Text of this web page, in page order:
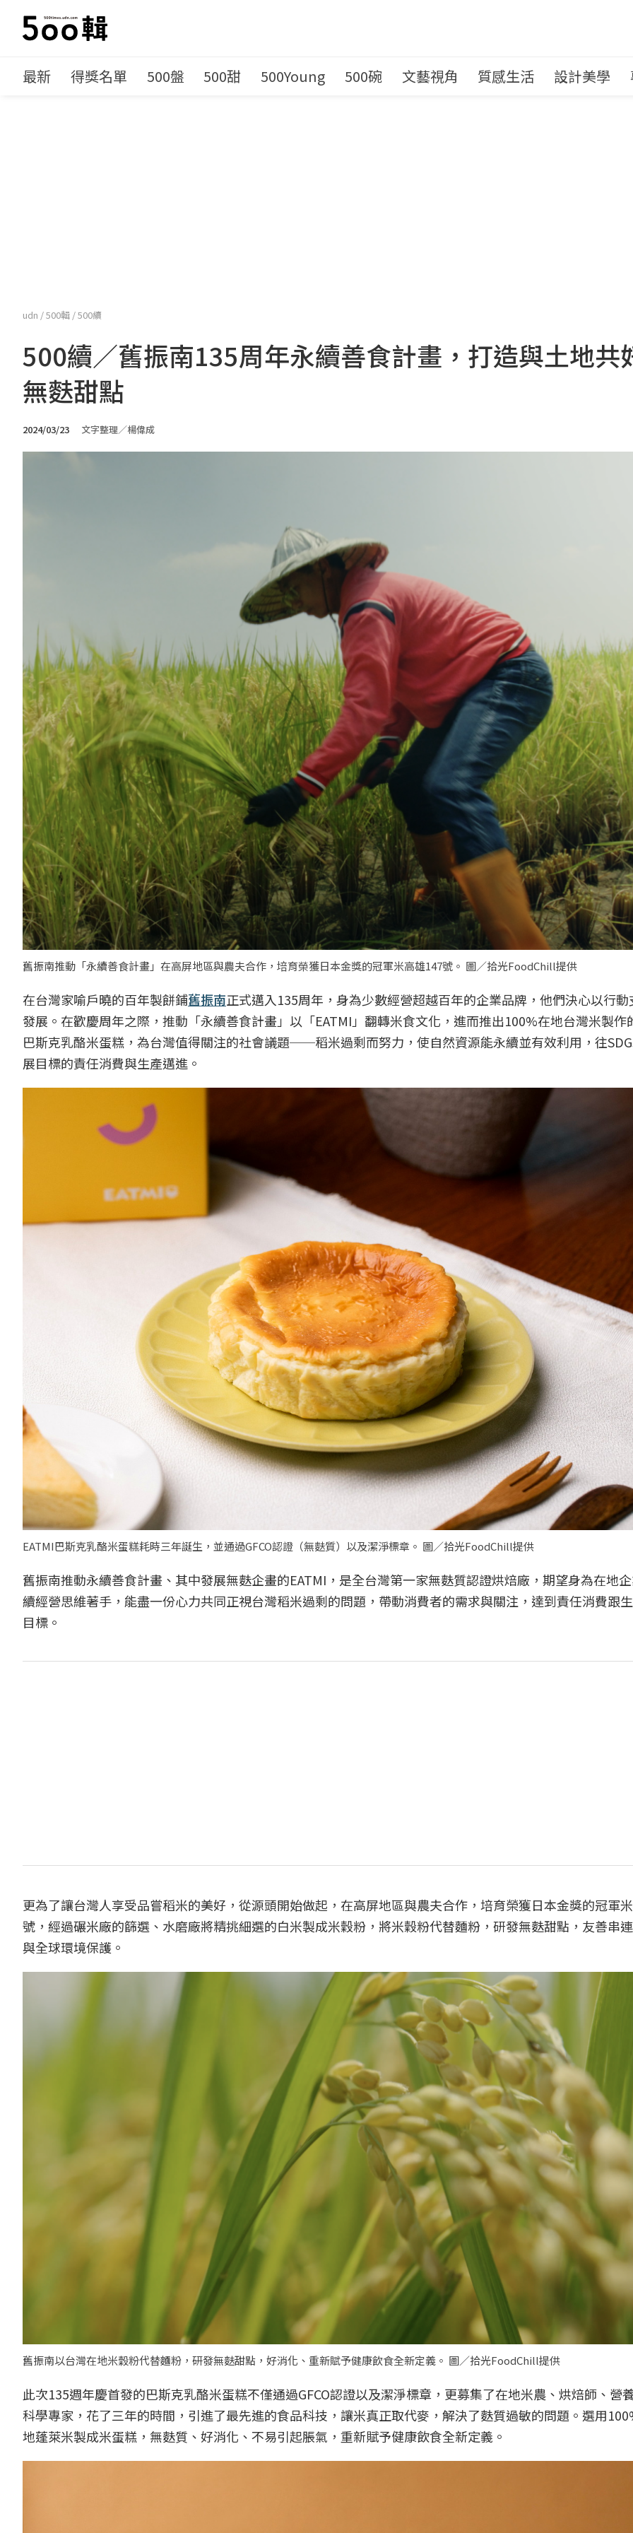
最新 得獎名單 500盤 500甜 500Young 500碗 文藝視角 質感生活 設計美學
udn /500輯 /500續
500續／舊振南135周年永續善食計畫，打造與土地共
無麩甜點
2024/03/23 文字整理／楊偉成
舊振南推動「永續善食計畫」在高屏地區與農夫合作，培育榮獲日本金獎的冠軍米高雄147號。 圖／拾光FoodChill提供
在台灣家喻戶曉的百年製餅鋪舊振南正式邁入135周年，身為少數經營超越百年的企業品牌，他們決心以行動
發展。在歡慶周年之際，推動「永續善食計畫」以「EATMI」翻轉米食文化，進而推出100%在地台灣米製作
巴斯克乳酪米蛋糕，為台灣值得關注的社會議題──稻米過剩而努力，使自然資源能永續並有效利用，往
展目標的責任消費與生產邁進。
EATMI巴斯克乳酪米蛋糕耗時三年誕生，並通過GFCO認證（無麩質）以及潔淨標章。 圖／拾光FoodChill提供
舊振南推動永續善食計畫、其中發展無麩企畫的EATMI，是全台灣第一家無麩質認證烘焙廠，期望身為在地
續經營思維著手，能盡一份心力共同正視台灣稻米過剩的問題，帶動消費者的需求與關注，達到責任消費跟
目標。
更為了讓台灣人享受品嘗稻米的美好，從源頭開始做起，在高屏地區與農夫合作，培育榮獲日本金獎的冠軍
號，經過碾米廠的篩選、水磨廠將精挑細選的白米製成米穀粉，將米穀粉代替麵粉，研發無麩甜點，友善串
與全球環境保護。
舊振南以台灣在地米穀粉代替麵粉，研發無麩甜點，好消化、重新賦予健康飲食全新定義。 圖／拾光FoodChill提供
此次135週年慶首發的巴斯克乳酪米蛋糕不僅通過GFCO認證以及潔淨標章，更募集了在地米農、烘焙師、營
科學專家，花了三年的時間，引進了最先進的食品科技，讓米真正取代麥，解決了麩質過敏的問題。選用
地蓬萊米製成米蛋糕，無麩質、好消化、不易引起脹氣，重新賦予健康飲食全新定義。